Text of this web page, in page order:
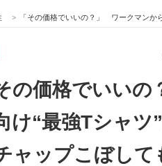
> 「その価格でいいの？」 ワークマンから女性
の価格でいい
け“最強Tシャ
ャップこぼして